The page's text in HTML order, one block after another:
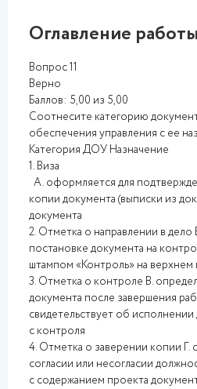
Оглавление работы
Вопрос 11
Верно
Баллов: 5,00 из 5,00
Соотнесите категорию
обеспечения управления с ее
Категория ДОУ Назначение
1. Виза
А. оформляется для
копии документа (выписки из
документа
2. Отметка о направлении в дело
постановке документа на
штампом «Контроль» на верхнем
3. Отметка о контроле В.
документа после завершения
свидетельствует об
с контроля
4. Отметка о заверении копии Г.
согласии или несогласии
с содержанием проекта